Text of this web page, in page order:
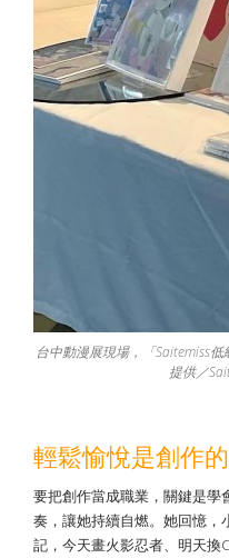
台中動漫展現場，「Saitemiss
提供／
輕鬆愉悅是創作
要把創作當成職業，關鍵是學
奏，讓她持續自燃。她回憶，
記，今天畫火影忍者、明天換